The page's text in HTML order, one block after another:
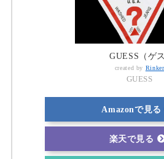
GUESS（ゲス
created by Rinker
GUESS
Amazonで見る
楽天で見る